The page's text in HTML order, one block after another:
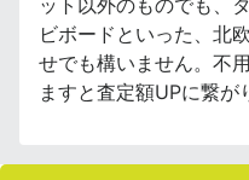
ット以外のものでも、
ビボードといった、北
せでも構いません。不
ますと査定額UPに繋が